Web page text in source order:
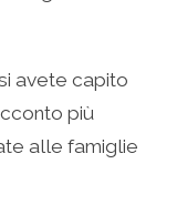
avete capito
più
alle famiglie